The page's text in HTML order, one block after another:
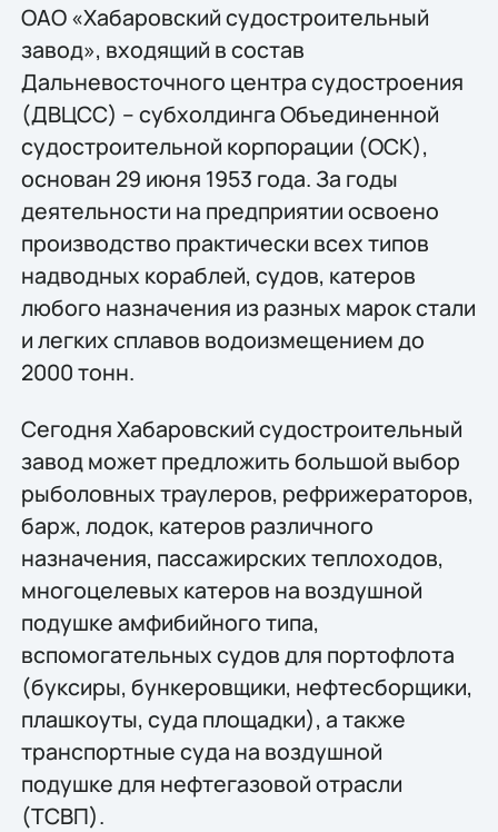
ОАО «Хабаровский судостроительный
завод», входящий в состав
Дальневосточного центра судостроения
(ДВЦСС) – субхолдинга Объединенной
судостроительной корпорации (ОСК),
основан 29 июня 1953 года. За годы
деятельности на предприятии освоено
производство практически всех типов
надводных кораблей, судов, катеров
любого назначения из разных марок стали
и легких сплавов водоизмещением до
2000 тонн.
Сегодня Хабаровский судостроительный
завод может предложить большой выбор
рыболовных траулеров, рефрижераторов,
барж, лодок, катеров различного
назначения, пассажирских теплоходов,
многоцелевых катеров на воздушной
подушке амфибийного типа,
вспомогательных судов для портофлота
(буксиры, бункеровщики, нефтесборщики,
плашкоуты, суда площадки), а также
транспортные суда на воздушной
подушке для нефтегазовой отрасли
(ТСВП).